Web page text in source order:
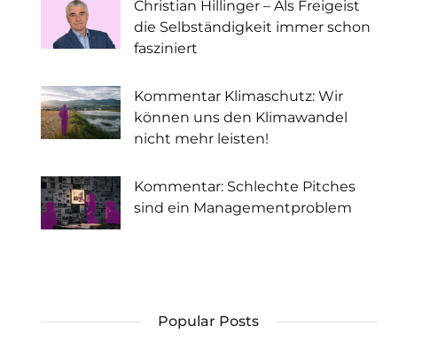
Christian Hillinger – Als Freigeist
die Selbständigkeit immer schon
fasziniert
Kommentar Klimaschutz: Wir
können uns den Klimawandel
nicht mehr leisten!
Kommentar: Schlechte Pitches
sind ein Managementproblem
Popular Posts